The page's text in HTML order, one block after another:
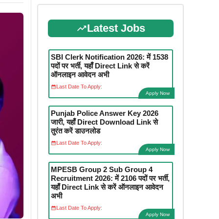
Latest Jobs
SBI Clerk Notification 2026: में 1538
पदों पर भर्ती, यहाँ Direct Link से करें
ऑनलाइन आवेदन अभी
Last Date To Apply:
Apply Now
Punjab Police Answer Key 2026
जारी, यहाँ Direct Download Link से
तुरंत करें डाउनलोड
Last Date To Apply:
Apply Now
MPESB Group 2 Sub Group 4
Recruitment 2026: में 2106 पदों पर भर्ती,
यहाँ Direct Link से करें ऑनलाइन आवेदन
अभी
Last Date To Apply:
Apply Now